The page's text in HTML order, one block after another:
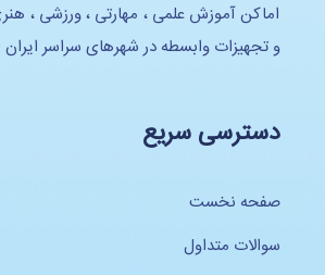
اماکن آموزش علمی ، مهارتی ، ورزشی ،
و تجهیزات وابسطه در شهرهای سراسر ایران
دسترسی سریع
صفحه نخست
سوالات متداول